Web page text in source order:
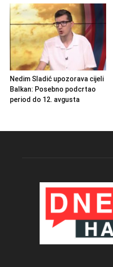
Nedim Sladić upozorava cijeli
Balkan: Posebno podcrtao
period do 12. avgusta